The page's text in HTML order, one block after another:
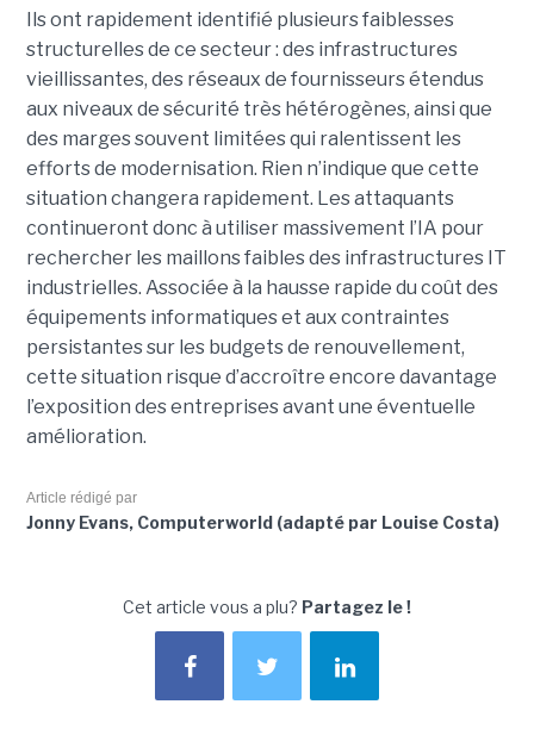
Ils ont rapidement identifié plusieurs faiblesses
structurelles de ce secteur : des infrastructures
vieillissantes, des réseaux de fournisseurs étendus
aux niveaux de sécurité très hétérogènes, ainsi que
des marges souvent limitées qui ralentissent les
efforts de modernisation. Rien n’indique que cette
situation changera rapidement. Les attaquants
continueront donc à utiliser massivement l’IA pour
rechercher les maillons faibles des infrastructures IT
industrielles. Associée à la hausse rapide du coût des
équipements informatiques et aux contraintes
persistantes sur les budgets de renouvellement,
cette situation risque d’accroître encore davantage
l’exposition des entreprises avant une éventuelle
amélioration.
Article rédigé par
Jonny Evans, Computerworld (adapté par Louise Costa)
Cet article vous a plu? Partagez le !